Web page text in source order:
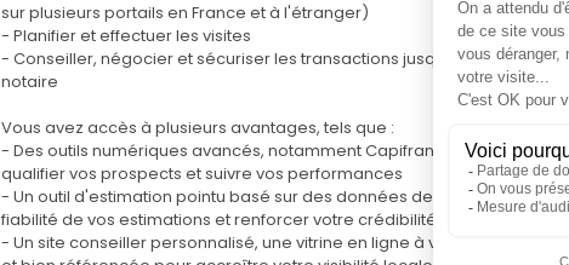
sur plusieurs portails en France et à l'étranger)
- Planifier et effectuer les visites
- Conseiller, négocier et sécuriser les transactions jusqu'à la signature
notaire
Vous avez accès à plusieurs avantages, tels que :
- Des outils numériques avancés, notamment Capifrance Pro, pour
qualifier vos prospects et suivre vos performances
- Un outil d'estimation pointu basé sur des données de marché
fiabilité de vos estimations et renforcer votre crédibilité auprès des
- Un site conseiller personnalisé, une vitrine en ligne à votre nom